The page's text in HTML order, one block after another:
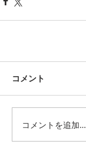
コメント
コメントを追加…